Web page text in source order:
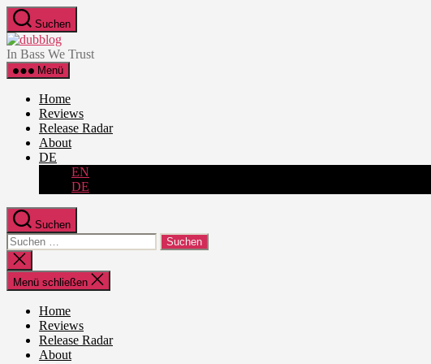
Zum
Inhalt
springen
Suchen
dubblog
In Bass We Trust
Menü
Home
Reviews
Release Radar
About
DE
EN
DE
Suchen
Suche
nach:
Suche
schließen
Menü schließen
Home
Reviews
Release Radar
About